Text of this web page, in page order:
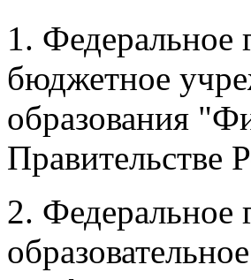
1. Федеральное
бюджетное
образования
Правительстве
2. Федеральное